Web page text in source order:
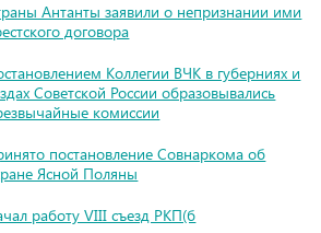
Антанты заявили о непризнании ими
договора
Коллегии ВЧК в губерниях и
Советской России образовывались
комиссии
постановление Совнаркома об
Ясной Поляны
работу VIII съезд РКП(б